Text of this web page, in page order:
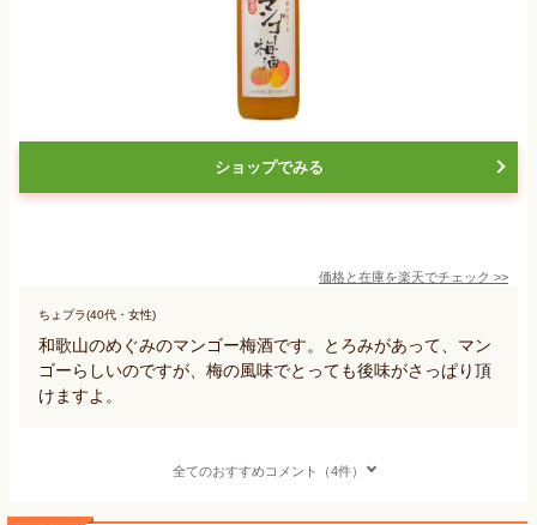
ショップでみる
価格と在庫を楽天でチェック >>
ちょプラ(40代・女性)
和歌山のめぐみのマンゴー梅酒です。とろみがあって、マン
ゴーらしいのですが、梅の風味でとっても後味がさっぱり頂
けますよ。
全てのおすすめコメント（4件）